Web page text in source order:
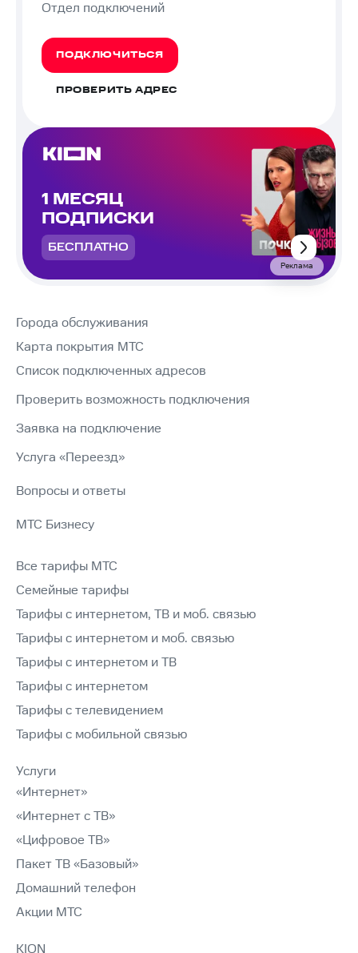
Отдел подключений
ПОДКЛЮЧИТЬСЯ
ПРОВЕРИТЬ АДРЕС
1 МЕСЯЦ
ПОДПИСКИ
БЕСПЛАТНО
Реклама
Города обслуживания
Карта покрытия МТС
Список подключенных адресов
Проверить возможность подключения
Заявка на подключение
Услуга «Переезд»
Вопросы и ответы
МТС Бизнесу
Все тарифы МТС
Семейные тарифы
Тарифы с интернетом, ТВ и моб. связью
Тарифы с интернетом и моб. связью
Тарифы с интернетом и ТВ
Тарифы с интернетом
Тарифы с телевидением
Тарифы с мобильной связью
Услуги
«Интернет»
«Интернет с ТВ»
«Цифровое ТВ»
Пакет ТВ «Базовый»
Домашний телефон
Акции МТС
KION